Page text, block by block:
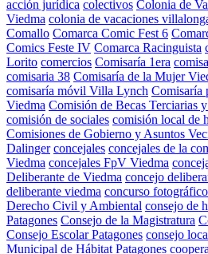
acción jurídica colectivos Colonia de
Viedma colonia de vacaciones
Comallo Comarca Comic Fest 6
Comics Feste IV Comarca Racinguista
Lorito comercios Comisaría 1era
comisaria 38 Comisaría de la Mujer
comisaría móvil Villa Lynch Comisaría
Viedma Comisión de Becas Terciarias
comisión de sociales comisión local de
Comisiones de Gobierno y Asuntos
Dalinger concejales concejales de la
Viedma concejales FpV Viedma
Deliberante de Viedma concejo
deliberante viedma concurso fotográfico
Derecho Civil y Ambiental consejo de
Patagones Consejo de la Magistratura
Consejo Escolar Patagones consejo
Municipal de Hábitat Patagones